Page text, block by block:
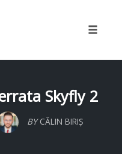
Skyfly 2
BY CĂLIN BIRIȘ